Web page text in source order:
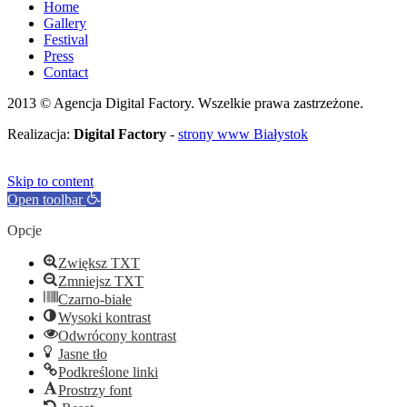
Home
Gallery
Festival
Press
Contact
2013 © Agencja Digital Factory. Wszelkie prawa zastrzeżone.
Realizacja: Digital Factory - strony www Białystok
Skip to content
Open toolbar
Opcje
Zwiększ TXT
Zmniejsz TXT
Czarno-białe
Wysoki kontrast
Odwrócony kontrast
Jasne tło
Podkreślone linki
Prostrzy font